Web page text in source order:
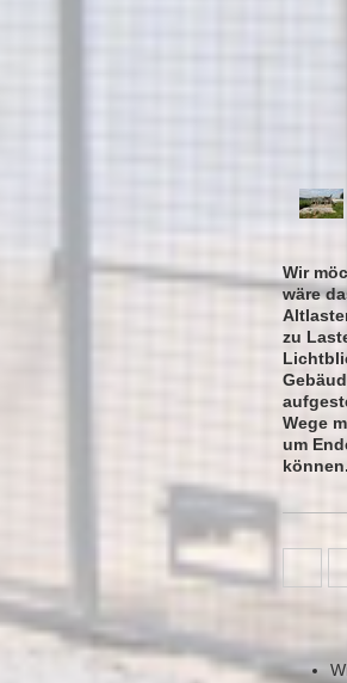
Wir
wäre
zu
Wege
um
können.